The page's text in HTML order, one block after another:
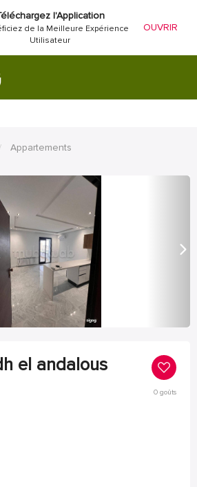
l'Application
de la Meilleure Expérience
Utilisateur
OUVRIR
Appartements
el andalous
0goûts